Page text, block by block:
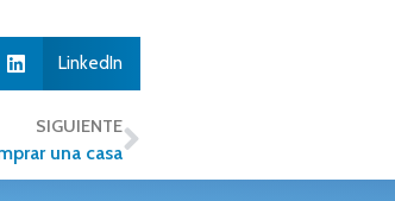
LinkedIn
SIGUIENTE
una casa